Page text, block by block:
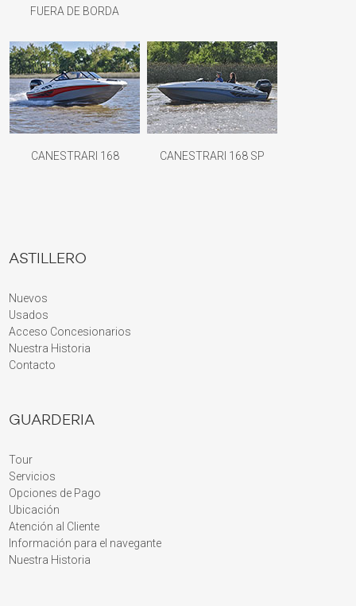
FUERA DE BORDA
CANESTRARI 168 CANESTRARI 168 SP
ASTILLERO
Nuevos
Usados
Acceso Concesionarios
Nuestra Historia
Contacto
GUARDERIA
Tour
Servicios
Opciones de Pago
Ubicación
Atención al Cliente
Información para el navegante
Nuestra Historia